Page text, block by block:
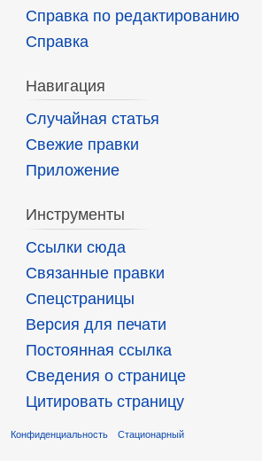
Справка по редактированию
Справка
Навигация
Случайная статья
Свежие правки
Приложение
Инструменты
Ссылки сюда
Связанные правки
Спецстраницы
Версия для печати
Постоянная ссылка
Сведения о странице
Цитировать страницу
Конфиденциальность Стационарный